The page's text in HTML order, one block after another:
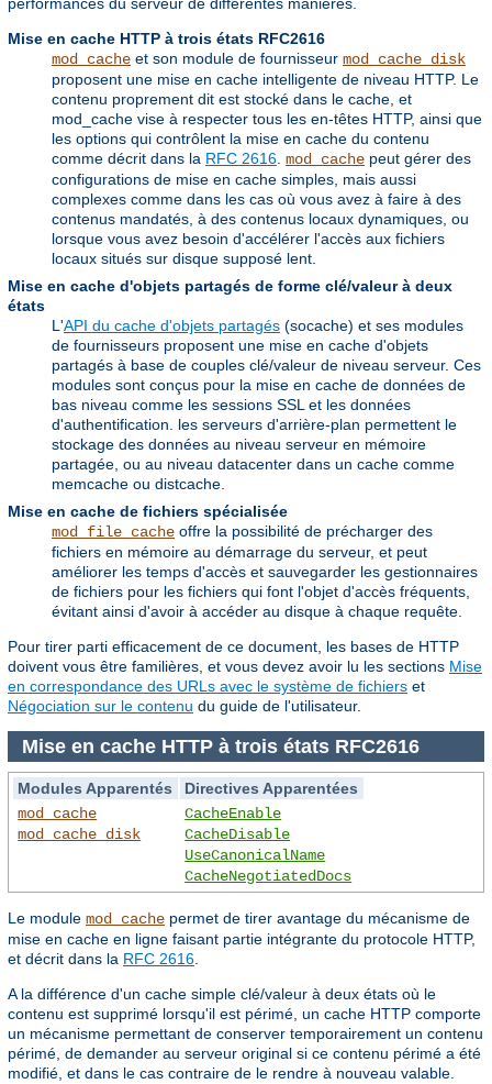
Mise en cache HTTP à trois états RFC2616
mod_cache et son module de fournisseur mod_cache_disk
proposent une mise en cache intelligente de niveau HTTP. Le
contenu proprement dit est stocké dans le cache, et
mod_cache vise à respecter tous les en-têtes HTTP, ainsi que
les options qui contrôlent la mise en cache du contenu
comme décrit dans la RFC 2616 mod_cache peut gérer des
configurations de mise en cache simples, mais aussi
complexes comme dans les cas où vous avez à faire à des
contenus mandatés, à des contenus locaux dynamiques, ou
lorsque vous avez besoin d'accélérer l'accès aux fichiers
locaux situés sur disque supposé lent.
Mise en cache d'objets partagés de forme clé/valeur à deux
états
L'API du cache d'objets partagés (socache) et ses modules
de fournisseurs proposent une mise en cache d'objets
partagés à base de couples clé/valeur de niveau serveur. Ces
modules sont conçus pour la mise en cache de données de
bas niveau comme les sessions SSL et les données
d'authentification. les serveurs d'arrière-plan permettent le
stockage des données au niveau serveur en mémoire
partagée, ou au niveau datacenter dans un cache comme
memcache ou distcache.
Mise en cache de fichiers spécialisée
mod_file_cache offre la possibilité de précharger des
fichiers en mémoire au démarrage du serveur, et peut
améliorer les temps d'accès et sauvegarder les gestionnaires
de fichiers pour les fichiers qui font l'objet d'accès fréquents,
évitant ainsi d'avoir à accéder au disque à chaque requête.
Pour tirer parti efficacement de ce document, les bases de HTTP
doivent vous être familières, et vous devez avoir lu les sections Mise
en correspondance des URLs avec le système de fichiers et
Négociation sur le contenu du guide de l'utilisateur.
Mise en cache HTTP à trois états RFC2616
Modules Apparentés
Directives Apparentées
mod_cache
mod_cache_disk
CacheEnable
CacheDisable
UseCanonicalName
CacheNegotiatedDocs
Le module mod_cache permet de tirer avantage du mécanisme de
mise en cache en ligne faisant partie intégrante du protocole HTTP,
et décrit dans la RFC 2616.
A la différence d'un cache simple clé/valeur à deux états où le
contenu est supprimé lorsqu'il est périmé, un cache HTTP comporte
un mécanisme permettant de conserver temporairement un contenu
périmé, de demander au serveur original si ce contenu périmé a été
modifié, et dans le cas contraire de le rendre à nouveau valable.